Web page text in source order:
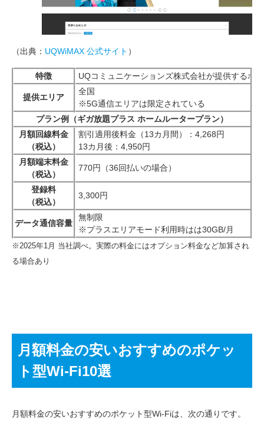
（出典： UQWiMAX 公式サイト ）
特徴 UQコミュニケーションズ株式会社が提供するホ
提供エリア
全国
※5G通信エリアは限定されている
プラン例（ギガ放題プラス ホームルータープラン）
月額回線料金
（税込）
割引適用後料金（13カ月間）：4,268円
13カ月後：4,950円
月額端末料金
（税込）
770円（36回払いの場合）
登録料
（税込）
3,300円
データ通信容量
無制限
※プラスエリアモード利用時はは30GB/月
※2025年1月 当社調べ。実際の料金にはオプション料金など加算され
る場合あり
月額料金の安いおすすめのポケッ
ト型Wi-Fi10選
月額料金の安いおすすめのポケット型Wi-Fiは、次の通りです。